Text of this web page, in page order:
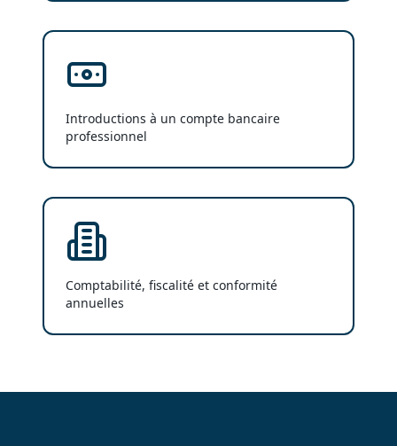
Introductions à un compte bancaire
professionnel
Comptabilité, fiscalité et conformité
annuelles